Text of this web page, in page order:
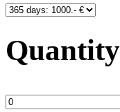
Quantity